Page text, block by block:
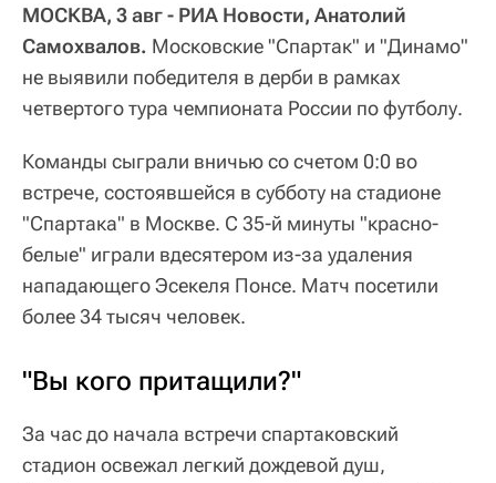
МОСКВА, 3 авг - РИА Новости, Анатолий
Самохвалов. Московские "Спартак" и "Динамо"
не выявили победителя в дерби в рамках
четвертого тура чемпионата России по футболу.
Команды сыграли вничью со счетом 0:0 во
встрече, состоявшейся в субботу на стадионе
"Спартака" в Москве. С 35-й минуты "красно-
белые" играли вдесятером из-за удаления
нападающего Эсекеля Понсе. Матч посетили
более 34 тысяч человек.
"Вы кого притащили?"
За час до начала встречи спартаковский
стадион освежал легкий дождевой душ,